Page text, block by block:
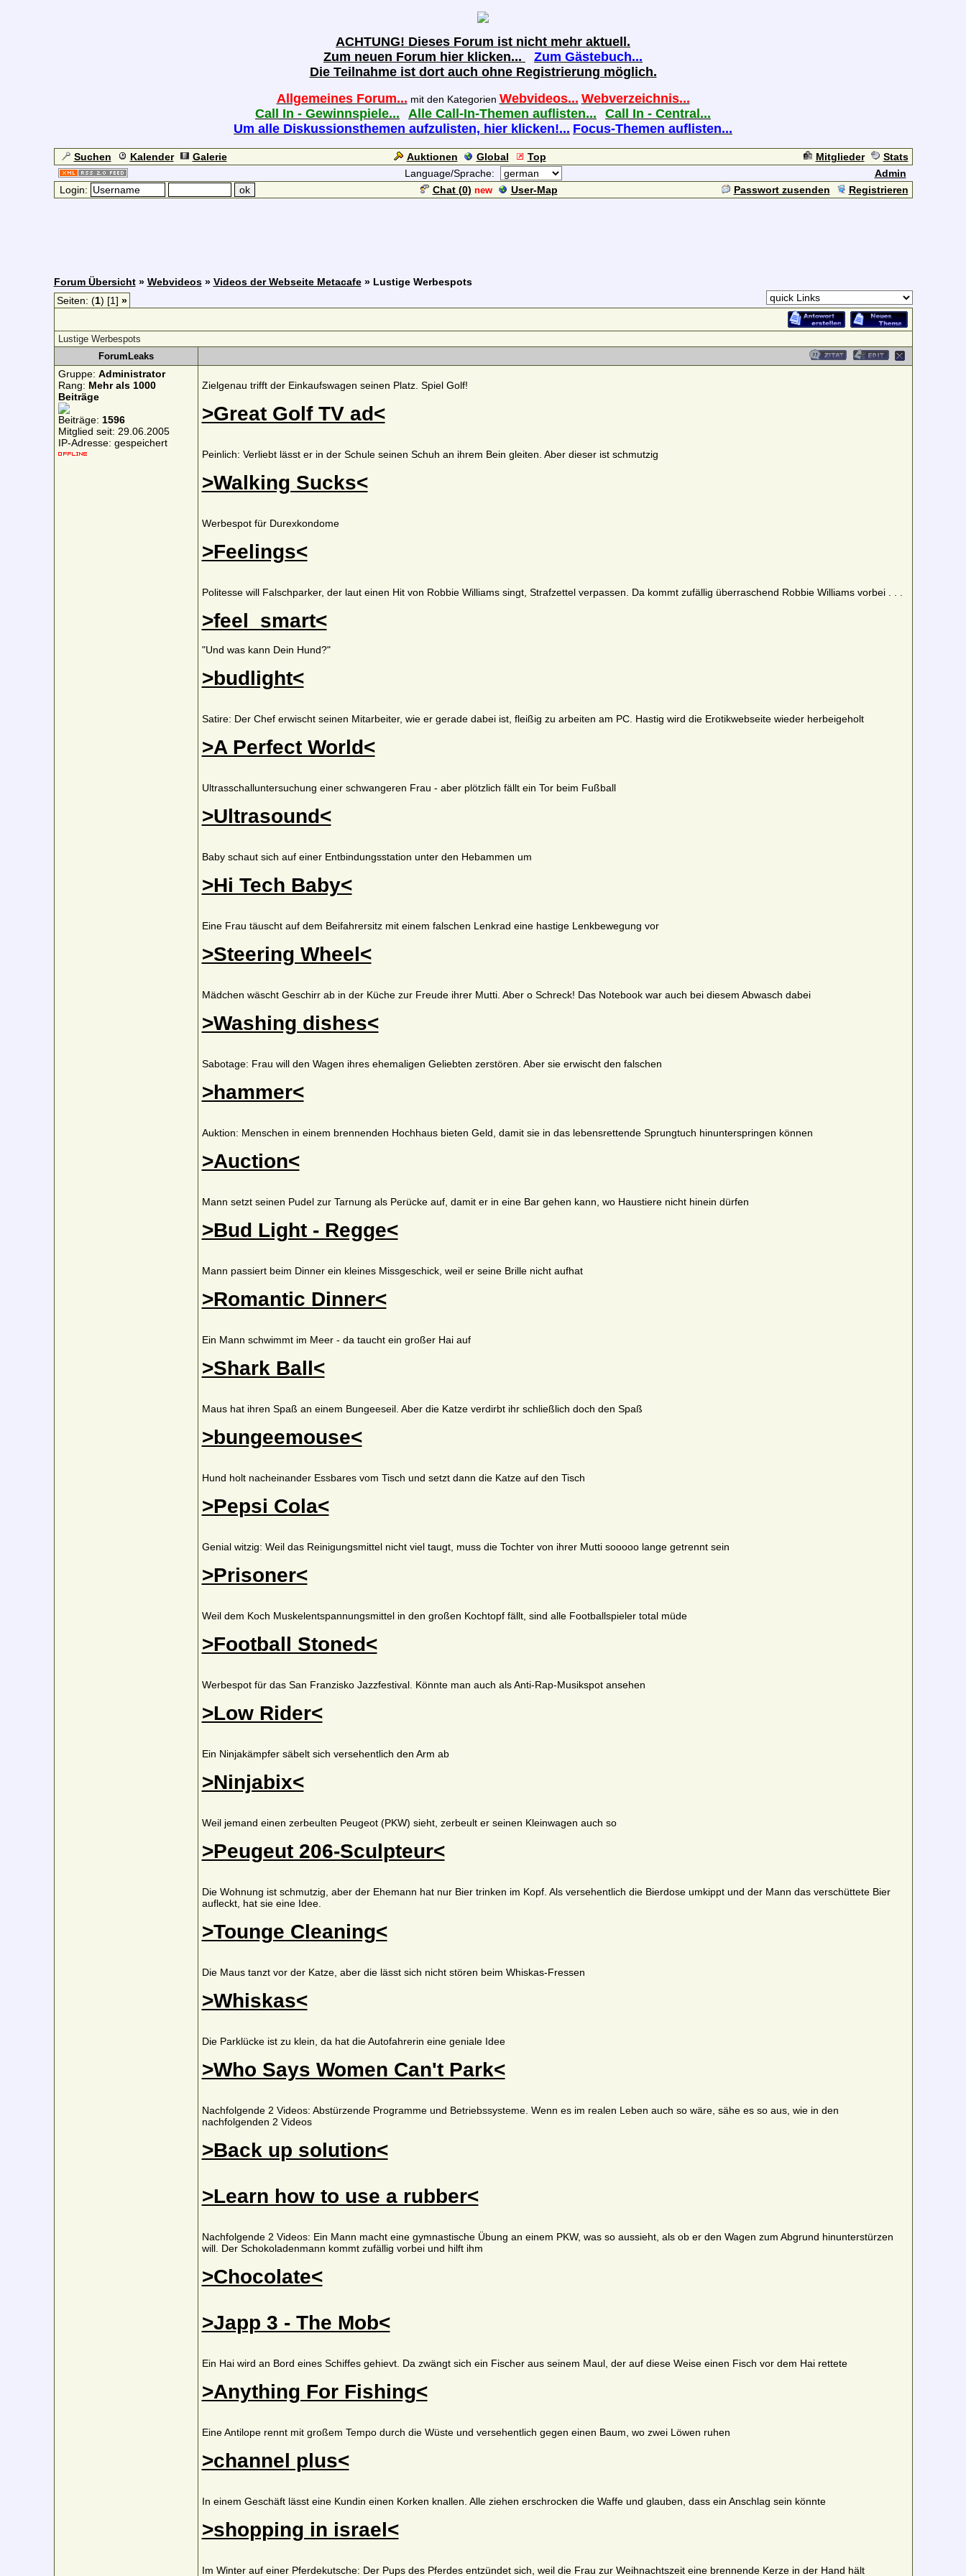
ACHTUNG! Dieses Forum ist nicht mehr aktuell.
Zum neuen Forum hier klicken...
Zum Gästebuch...
Die Teilnahme ist dort auch ohne Registrierung möglich.
Allgemeines Forum... mit den Kategorien Webvideos... Webverzeichnis...
Call In - Gewinnspiele...
Alle Call-In-Themen auflisten...
Call In - Central...
Um alle Diskussionsthemen aufzulisten, hier klicken!... Focus-Themen auflisten...
Suchen Kalender Galerie Auktionen Global Top Mitglieder
Stats
Language/Sprache:
Admin
Login:
Chat (0) new User-Map Passwort zusenden Registrieren
Forum Übersicht » Webvideos » Videos der Webseite Metacafe » Lustige Werbespots
Seiten: (1) [1] »
Lustige Werbespots
ForumLeaks
Gruppe: Administrator
Rang: Mehr als 1000
Beiträge
Beiträge: 1596
Mitglied seit: 29.06.2005
IP-Adresse: gespeichert
Zielgenau trifft der Einkaufswagen seinen Platz. Spiel Golf!
>Great Golf TV ad<
Peinlich: Verliebt lässt er in der Schule seinen Schuh an ihrem Bein gleiten. Aber dieser ist schmutzig
>Walking Sucks<
Werbespot für Durexkondome
>Feelings<
Politesse will Falschparker, der laut einen Hit von Robbie Williams singt, Strafzettel verpassen. Da kommt zufällig überraschend Robbie Williams vorbei . . .
>feel_smart<
"Und was kann Dein Hund?"
>budlight<
Satire: Der Chef erwischt seinen Mitarbeiter, wie er gerade dabei ist, fleißig zu arbeiten am PC. Hastig wird die Erotikwebseite wieder herbeigeholt
>A Perfect World<
Ultrasschalluntersuchung einer schwangeren Frau - aber plötzlich fällt ein Tor beim Fußball
>Ultrasound<
Baby schaut sich auf einer Entbindungsstation unter den Hebammen um
>Hi Tech Baby<
Eine Frau täuscht auf dem Beifahrersitz mit einem falschen Lenkrad eine hastige Lenkbewegung vor
>Steering Wheel<
Mädchen wäscht Geschirr ab in der Küche zur Freude ihrer Mutti. Aber o Schreck! Das Notebook war auch bei diesem Abwasch dabei
>Washing dishes<
Sabotage: Frau will den Wagen ihres ehemaligen Geliebten zerstören. Aber sie erwischt den falschen
>hammer<
Auktion: Menschen in einem brennenden Hochhaus bieten Geld, damit sie in das lebensrettende Sprungtuch hinunterspringen können
>Auction<
Mann setzt seinen Pudel zur Tarnung als Perücke auf, damit er in eine Bar gehen kann, wo Haustiere nicht hinein dürfen
>Bud Light - Regge<
Mann passiert beim Dinner ein kleines Missgeschick, weil er seine Brille nicht aufhat
>Romantic Dinner<
Ein Mann schwimmt im Meer - da taucht ein großer Hai auf
>Shark Ball<
Maus hat ihren Spaß an einem Bungeeseil. Aber die Katze verdirbt ihr schließlich doch den Spaß
>bungeemouse<
Hund holt nacheinander Essbares vom Tisch und setzt dann die Katze auf den Tisch
>Pepsi Cola<
Genial witzig: Weil das Reinigungsmittel nicht viel taugt, muss die Tochter von ihrer Mutti sooooo lange getrennt sein
>Prisoner<
Weil dem Koch Muskelentspannungsmittel in den großen Kochtopf fällt, sind alle Footballspieler total müde
>Football Stoned<
Werbespot für das San Franzisko Jazzfestival. Könnte man auch als Anti-Rap-Musikspot ansehen
>Low Rider<
Ein Ninjakämpfer säbelt sich versehentlich den Arm ab
>Ninjabix<
Weil jemand einen zerbeulten Peugeot (PKW) sieht, zerbeult er seinen Kleinwagen auch so
>Peugeut 206-Sculpteur<
Die Wohnung ist schmutzig, aber der Ehemann hat nur Bier trinken im Kopf. Als versehentlich die Bierdose umkippt und der Mann das verschüttete Bier
aufleckt, hat sie eine Idee.
>Tounge Cleaning<
Die Maus tanzt vor der Katze, aber die lässt sich nicht stören beim Whiskas-Fressen
>Whiskas<
Die Parklücke ist zu klein, da hat die Autofahrerin eine geniale Idee
>Who Says Women Can't Park<
Nachfolgende 2 Videos: Abstürzende Programme und Betriebssysteme. Wenn es im realen Leben auch so wäre, sähe es so aus, wie in den
nachfolgenden 2 Videos
>Back up solution<
>Learn how to use a rubber<
Nachfolgende 2 Videos: Ein Mann macht eine gymnastische Übung an einem PKW, was so aussieht, als ob er den Wagen zum Abgrund hinunterstürzen
will. Der Schokoladenmann kommt zufällig vorbei und hilft ihm
>Chocolate<
>Japp 3 - The Mob<
Ein Hai wird an Bord eines Schiffes gehievt. Da zwängt sich ein Fischer aus seinem Maul, der auf diese Weise einen Fisch vor dem Hai rettete
>Anything For Fishing<
Eine Antilope rennt mit großem Tempo durch die Wüste und versehentlich gegen einen Baum, wo zwei Löwen ruhen
>channel plus<
In einem Geschäft lässt eine Kundin einen Korken knallen. Alle ziehen erschrocken die Waffe und glauben, dass ein Anschlag sein könnte
>shopping in israel<
Im Winter auf einer Pferdekutsche: Der Pups des Pferdes entzündet sich, weil die Frau zur Weihnachtszeit eine brennende Kerze in der Hand hält